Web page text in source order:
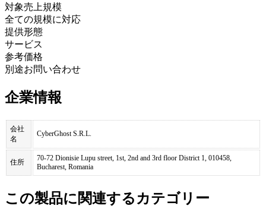
対象売上規模
全ての規模に対応
提供形態
サービス
参考価格
別途お問い合わせ
企業情報
会社
名
CyberGhost S.R.L.
住所
70-72 Dionisie Lupu street, 1st, 2nd and 3rd floor District 1, 010458,
Bucharest, Romania
この製品に関連するカテゴリー